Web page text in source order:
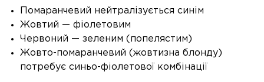
Помаранчевий нейтралізується синім
Жовтий — фіолетовим
Червоний — зеленим (попелястим)
Жовто-помаранчевий (жовтизна блонду)
потребує синьо-фіолетової комбінації